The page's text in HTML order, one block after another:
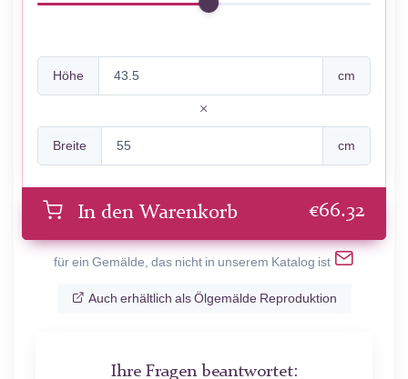
Höhe cm
Breite cm
In den Warenkorb €66.32
für ein Gemälde, das nicht in unserem Katalog ist
Auch erhältlich als Ölgemälde Reproduktion
Ihre Fragen beantwortet: